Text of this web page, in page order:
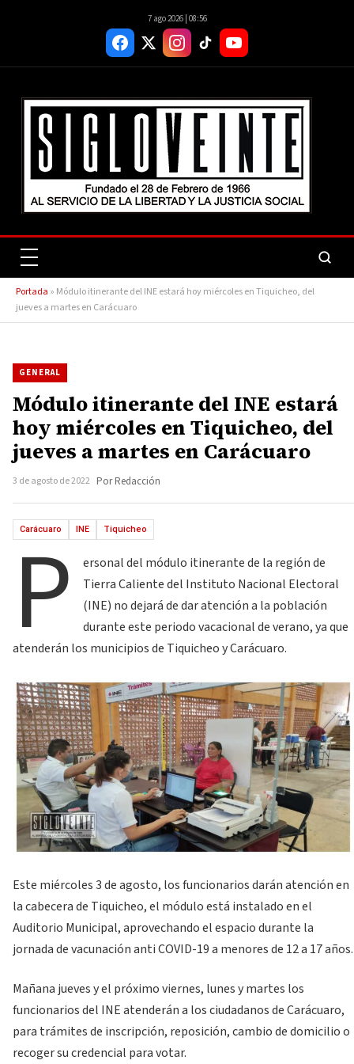
7 ago 2026 | 08:56
Portada » Módulo itinerante del INE estará hoy miércoles en Tiquicheo, del
jueves a martes en Carácuaro
GENERAL
Módulo itinerante del INE estará
hoy miércoles en Tiquicheo, del
jueves a martes en Carácuaro
3 de agosto de 2022 Por Redacción
Carácuaro INE Tiquicheo
P
ersonal del módulo itinerante de la región de
Tierra Caliente del Instituto Nacional Electoral
(INE) no dejará de dar atención a la población
durante este periodo vacacional de verano, ya que
atenderán los municipios de Tiquicheo y Carácuaro.
Este miércoles 3 de agosto, los funcionarios darán atención en
la cabecera de Tiquicheo, el módulo está instalado en el
Auditorio Municipal, aprovechando el espacio durante la
jornada de vacunación anti COVID-19 a menores de 12 a 17 años.
Mañana jueves y el próximo viernes, lunes y martes los
funcionarios del INE atenderán a los ciudadanos de Carácuaro,
para trámites de inscripción, reposición, cambio de domicilio o
recoger su credencial para votar.